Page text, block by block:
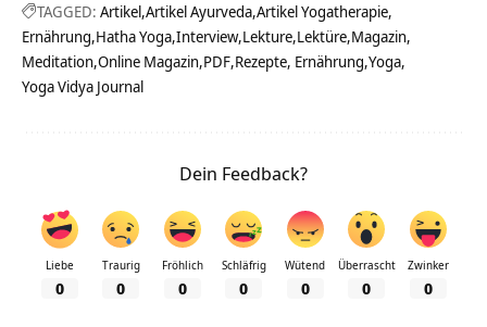
TAGGED: Artikel Artikel Ayurveda Artikel Yogatherapie
Ernährung Hatha Yoga Interview Lekture Lektüre Magazin
Meditation Online Magazin PDF Rezepte, Ernährung Yoga
Yoga Vidya Journal
Dein Feedback?
Liebe
0
Traurig
0
Fröhlich
0
Schläfrig
0
Wütend
0
Überrascht
0
Zwinker
0